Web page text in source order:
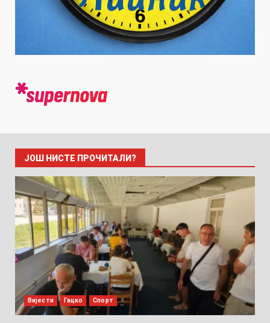
ЈОШ НИСТЕ ПРОЧИТАЛИ?
Вијести Гацко Спорт